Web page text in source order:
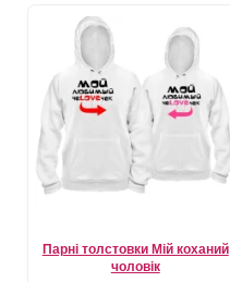
Парні толстовки Мій коханий
чоловік